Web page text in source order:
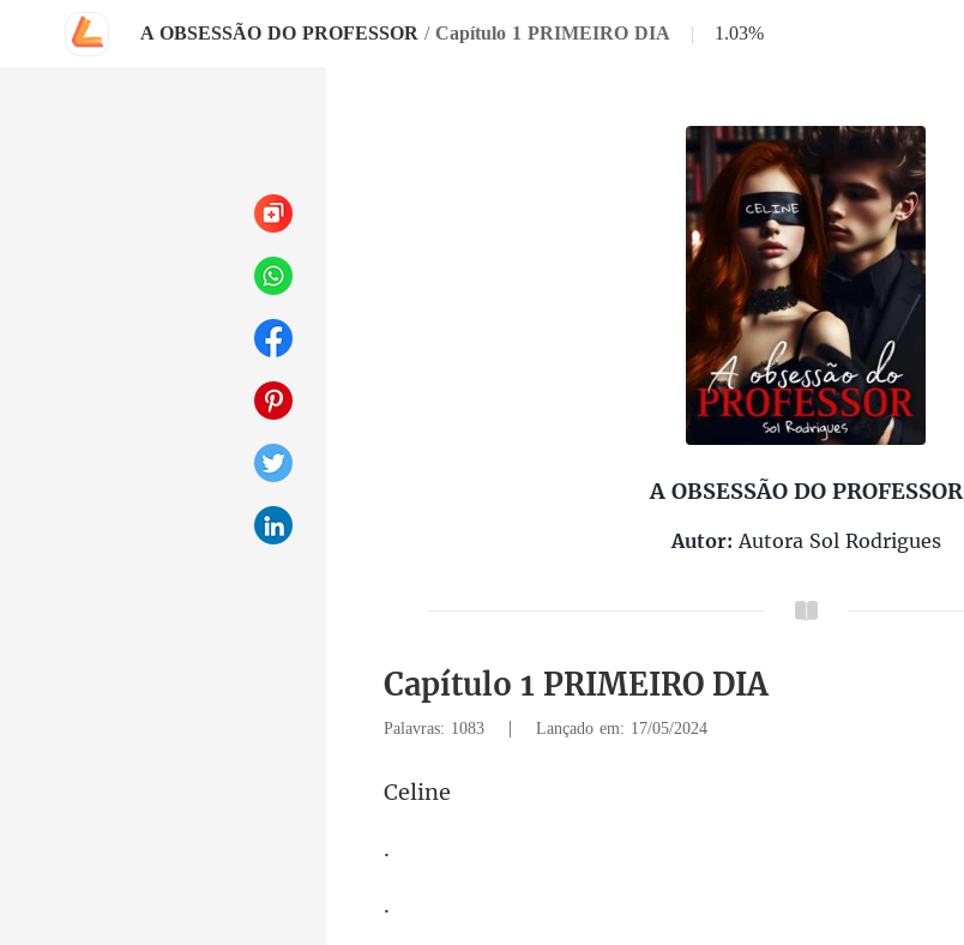
A OBSESSÃO DO PROFESSOR / Capítulo 1 PRIMEIRO DIA | 1.03%
A OBSESSÃO DO PROFESSOR
Autor:Autora Sol Rodrigues
Capítulo 1 PRIMEIRO DIA
Palavras: 1083 | Lançado em: 17/05/2024
li